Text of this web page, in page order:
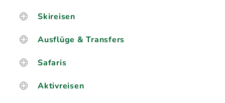
Skireisen
Ausflüge & Transfers
Safaris
Aktivreisen